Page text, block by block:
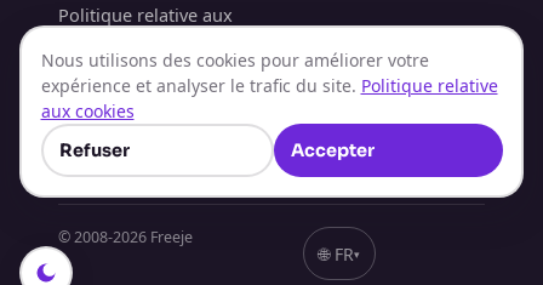
Politique relative aux
Politique LCB-FT/KYC
Politique de
remboursement
© 2008-2026 Freeje
🌐 FR▾
Nous utilisons des cookies pour améliorer votre
expérience et analyser le trafic du site. Politique relative
aux cookies
Refuser Accepter